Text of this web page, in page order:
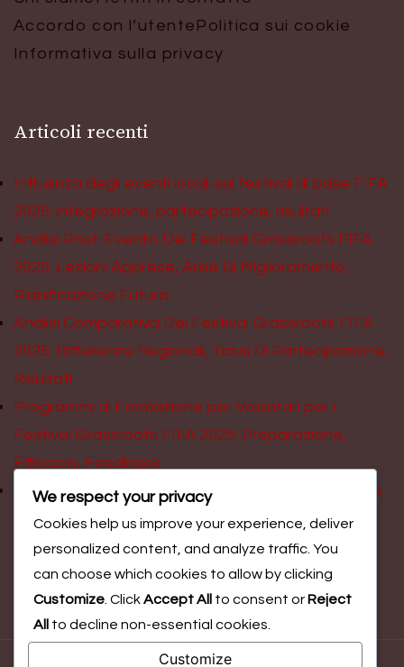
Accordo con l’utente Politica sui cookie
Informativa sulla privacy
Articoli recenti
Influenza degli eventi locali sui festival di base FIFA
2025: integrazione, partecipazione, risultati
Analisi Post-Evento Dei Festival Grassroots FIFA
2025: Lezioni Apprese, Aree Di Miglioramento,
Pianificazione Futura
Analisi Comparativa Dei Festival Grassroots FIFA
2025: Differenze Regionali, Tassi Di Partecipazione,
Risultati
Programmi di Formazione per Volontari per i
Festival Grassroots FIFA 2025: Preparazione,
Efficacia, Feedback
Coinvolgimento scolastico nei Festival Grassroots
FIFA 2025: Programmi, coinvolgimento degli
studenti, risultati
We respect your privacy
Cookies help us improve your experience, deliver
personalized content, and analyze traffic. You
can choose which cookies to allow by clicking
Customize . ClickAccept All to consent or Reject
All
to decline non-essential cookies.
Customize